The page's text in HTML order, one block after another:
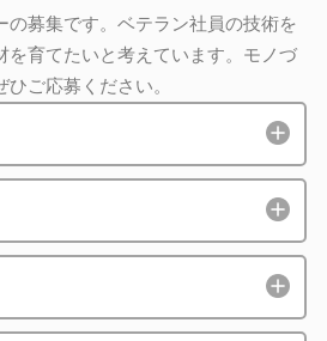
の募集です。ベテラン社員の技術を
を育てたいと考えています。モノづ
ご応募ください。